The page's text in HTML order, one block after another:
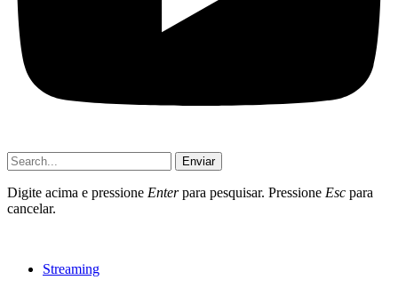
Enviar
Digite acima e pressione Enterpara pesquisar. Pressione Esc para
cancelar.
Streaming